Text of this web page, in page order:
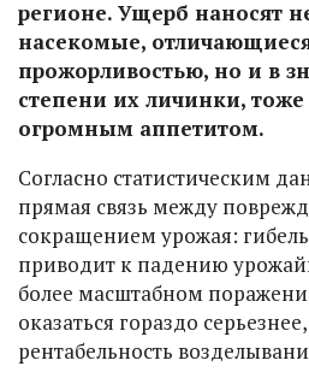
регионе. Ущерб наносят
насекомые,
прожорливостью, но и в
степени их личинки,
огромным аппетитом.
Согласно статистическим
прямая связь между
сокращением урожая:
приводит к падению
более масштабном
оказаться гораздо
рентабельность